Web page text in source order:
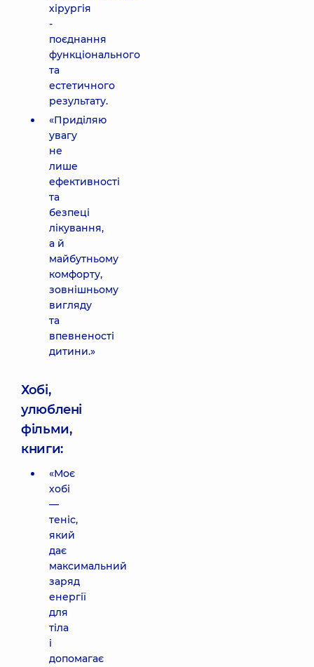
хірургія
-
поєднання
функціонального
та
естетичного
результату.
«Приділяю
увагу
не
лише
ефективності
та
безпеці
лікування,
а й
майбутньому
комфорту,
зовнішньому
вигляду
та
впевненості
дитини.»
Хобі,
улюблені
фільми,
книги:
«Моє
хобі
—
теніс,
який
дає
максимальний
заряд
енергії
для
тіла
і
допомагає